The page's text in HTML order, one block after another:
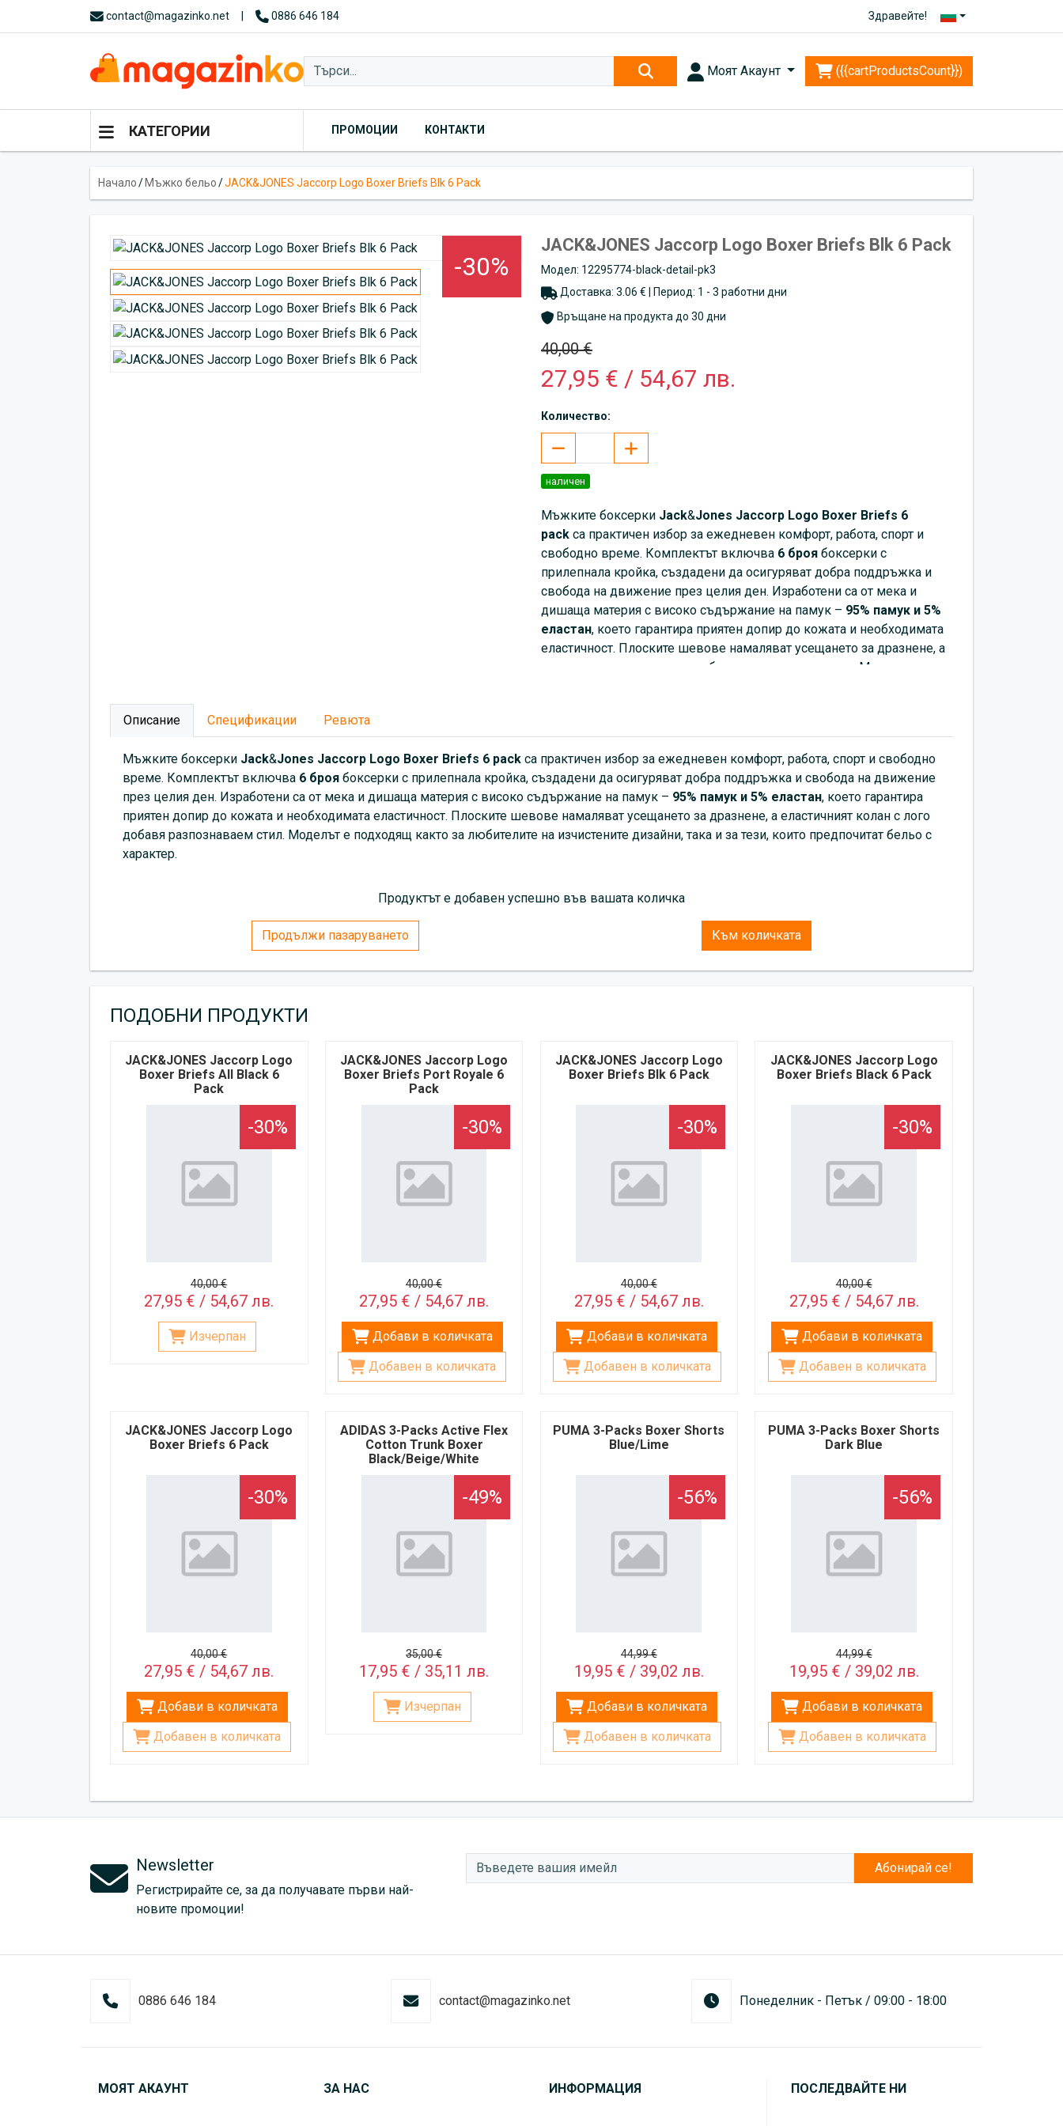
contact@magazinko.net 0886 646 184 Здравейте!
Моят Акаунт ({{cartProductsCount}})
КАТЕГОРИИ ПРОМОЦИИ КОНТАКТИ
Начало/ Мъжко бельо/JACK&JONES Jaccorp Logo Boxer Briefs Blk 6 Pack
-30%
JACK&JONES Jaccorp Logo Boxer Briefs Blk 6 Pack
Модел: 12295774-black-detail-pk3
Доставка: 3.06 € | Период: 1 - 3 работни дни
Връщане на продукта до 30 дни
40,00 €
27,95 € / 54,67 лв.
Количество:
наличен
Мъжките боксерки Jack&Jones Jaccorp Logo Boxer Briefs 6
pack са практичен избор за ежедневен комфорт, работа, спорт и
свободно време. Комплектът включва 6 броя боксерки с
прилепнала кройка, създадени да осигуряват добра поддръжка и
свобода на движение през целия ден. Изработени са от мека и
дишаща материя с високо съдържание на памук – 95% памук и 5%
еластан, което гарантира приятен допир до кожата и необходимата
еластичност. Плоските шевове намаляват усещането за дразнене, а
еластичният колан с лого добавя разпознаваем стил. Моделът е
Описание
Спецификации Ревюта
Мъжките боксерки Jack&Jones Jaccorp Logo Boxer Briefs 6 pack са практичен избор за ежедневен комфорт, работа, спорт и свободно
време. Комплектът включва 6 броя боксерки с прилепнала кройка, създадени да осигуряват добра поддръжка и свобода на движение
през целия ден. Изработени са от мека и дишаща материя с високо съдържание на памук – 95% памук и 5% еластан, което гарантира
приятен допир до кожата и необходимата еластичност. Плоските шевове намаляват усещането за дразнене, а еластичният колан с лого
добавя разпознаваем стил. Моделът е подходящ както за любителите на изчистените дизайни, така и за тези, които предпочитат бельо с
характер.
Продуктът е добавен успешно във вашата количка
Продължи пазаруването Към количката
ПОДОБНИ ПРОДУКТИ
JACK&JONES Jaccorp Logo
Boxer Briefs All Black 6
Pack
-30%
40,00 €
27,95 € / 54,67 лв.
Изчерпан
JACK&JONES Jaccorp Logo
Boxer Briefs Port Royale 6
Pack
-30%
40,00 €
27,95 € / 54,67 лв.
Добави в количката
Добавен в количката
JACK&JONES Jaccorp Logo
Boxer Briefs Blk 6 Pack
-30%
40,00 €
27,95 € / 54,67 лв.
Добави в количката
Добавен в количката
JACK&JONES Jaccorp Logo
Boxer Briefs Black 6 Pack
-30%
40,00 €
27,95 € / 54,67 лв.
Добави в количката
Добавен в количката
JACK&JONES Jaccorp Logo
Boxer Briefs 6 Pack
-30%
40,00 €
27,95 € / 54,67 лв.
Добави в количката
Добавен в количката
ADIDAS 3-Packs Active Flex
Cotton Trunk Boxer
Black/Beige/White
-49%
35,00 €
17,95 € / 35,11 лв.
Изчерпан
PUMA 3-Packs Boxer Shorts
Blue/Lime
-56%
44,99 €
19,95 € / 39,02 лв.
Добави в количката
Добавен в количката
PUMA 3-Packs Boxer Shorts
Dark Blue
-56%
44,99 €
19,95 € / 39,02 лв.
Добави в количката
Добавен в количката
Newsletter
Регистрирайте се, за да получавате първи най-
новите промоции!
Абонирай се!
0886 646 184 contact@magazinko.net Понеделник - Петък / 09:00 - 18:00
МОЯТ АКАУНТ ЗА НАС ИНФОРМАЦИЯ ПОСЛЕДВАЙТЕ НИ